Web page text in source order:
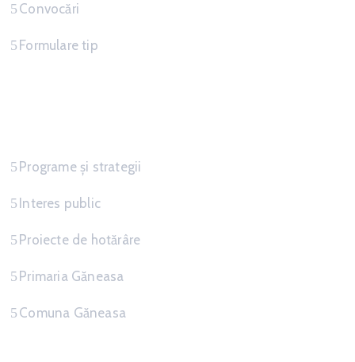
Convocări
Formulare tip
Programe și strategii
Interes public
Proiecte de hotărâre
Primaria Găneasa
Comuna Găneasa